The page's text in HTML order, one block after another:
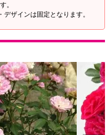
。
ザインは固定となります。